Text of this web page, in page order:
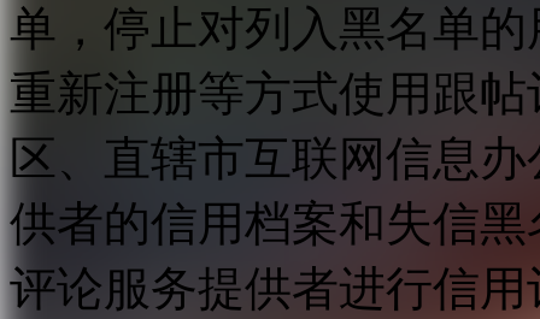
单，停止对列入黑名单
重新注册等方式使用跟
区、直辖市互联网信息
供者的信用档案和失信
评论服务提供者进行信用